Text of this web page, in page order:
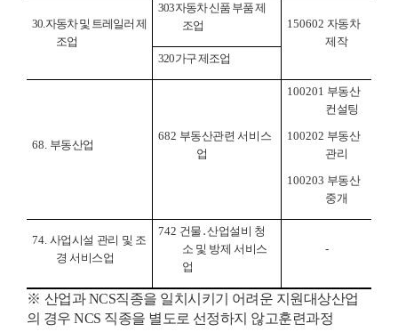
30. 자동차 및 트레일러 제
조업
303자동차 신품 부품 제
조업
150602 자동차
제작
320가구 제조업
68. 부동산업
682 부동산관련 서비스
업
100201 부동산
컨설팅
100202 부동산
관리
100203 부동산
중개
74. 사업시설 관리 및 조
경 서비스업
742 건물 ․산업설비 청
소 및 방제 서비스
업
-
※ 산업과NCS직종을 일치시키기 어려운 지원대상산업
의 경우NCS 직종을 별도로 선정하지 않고훈련과정